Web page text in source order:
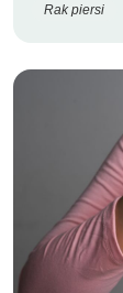
Rak piersi